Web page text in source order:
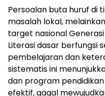
Persoalan buta huruf di
masalah lokal,
target nasional
Literasi dasar berfungsi
pembelajaran dan
sistematis ini
dan program
efektif, gagal